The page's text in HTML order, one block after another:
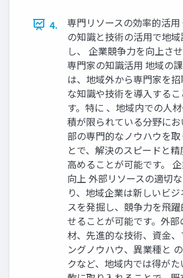
4.
専門リソースの効率的活
の知識と技術の活用で地
し、 企業競争力を向上さ
専門家の知識活用 地域の
は、地域外から専門家を
な知識や技術を導入する
す。特に 、地域内での人
積が限られている分野に
部の専門的なノウハウを
とで、解決のスピードと精
高めることが可能です。
向上 外部リソースの適切
り、地域企業は新しいビ
スを発掘し、競争力を飛
せることが可能です。外部
材、先進的な技術、資金、
ングノウハウ、異業種と
クなど、地域内では得が